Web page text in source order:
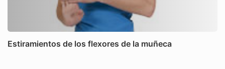
Estiramientos de los flexores de la muñeca